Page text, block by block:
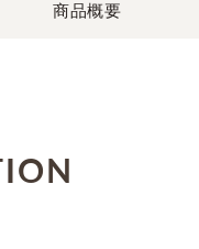
商品概要